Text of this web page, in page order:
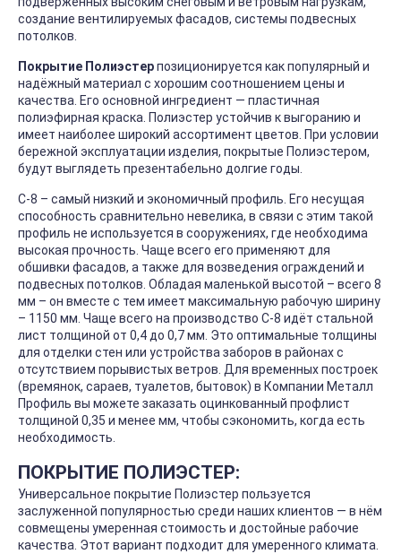
создание вентилируемых фасадов, системы подвесных
потолков.
Покрытие Полиэстерпозиционируется как популярный и
надёжный материал с хорошим соотношением цены и
качества. Его основной ингредиент — пластичная
полиэфирная краска. Полиэстер устойчив к выгоранию и
имеет наиболее широкий ассортимент цветов. При условии
бережной эксплуатации изделия, покрытые Полиэстером,
будут выглядеть презентабельно долгие годы.
С-8 – самый низкий и экономичный профиль. Его несущая
способность сравнительно невелика, в связи с этим такой
профиль не используется в сооружениях, где необходима
высокая прочность. Чаще всего его применяют для
обшивки фасадов, а также для возведения ограждений и
подвесных потолков. Обладая маленькой высотой – всего 8
мм – он вместе с тем имеет максимальную рабочую ширину
– 1150 мм. Чаще всего на производство С-8 идёт стальной
лист толщиной от 0,4 до 0,7 мм. Это оптимальные толщины
для отделки стен или устройства заборов в районах с
отсутствием порывистых ветров. Для временных построек
(времянок, сараев, туалетов, бытовок) в Компании Металл
Профиль вы можете заказать оцинкованный профлист
толщиной 0,35 и менее мм, чтобы сэкономить, когда есть
необходимость.
ПОКРЫТИЕ ПОЛИЭСТЕР:
Универсальное покрытие Полиэстер пользуется
заслуженной популярностью среди наших клиентов — в нём
совмещены умеренная стоимость и достойные рабочие
качества. Этот вариант подходит для умеренного климата.